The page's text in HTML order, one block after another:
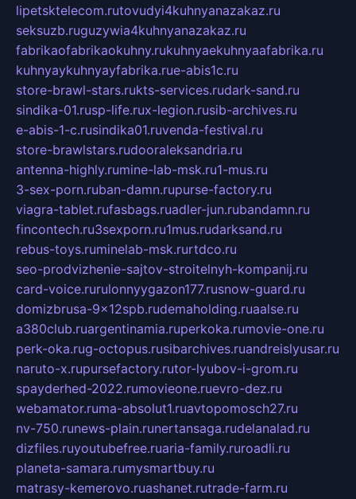
lipetsktelecom.rutovudyi4kuhnyanazakaz.ru
seksuzb.ruguzywia4kuhnyanazakaz.ru
fabrikaofabrikaokuhny.rukuhnyaekuhnyaafabrika.ru
kuhnyaykuhnyayfabrika.rue-abis1c.ru
store-brawl-stars.rukts-services.rudark-sand.ru
sindika-01.rusp-life.rux-legion.rusib-archives.ru
e-abis-1-c.rusindika01.ruvenda-festival.ru
store-brawlstars.rudooraleksandria.ru
antenna-highly.rumine-lab-msk.ru1-mus.ru
3-sex-porn.ruban-damn.rupurse-factory.ru
viagra-tablet.rufasbags.ruadler-jun.rubandamn.ru
fincontech.ru3sexporn.ru1mus.rudarksand.ru
rebus-toys.ruminelab-msk.rurtdco.ru
seo-prodvizhenie-sajtov-stroitelnyh-kompanij.ru
card-voice.rurulonnyygazon177.rusnow-guard.ru
domizbrusa-9x12spb.rudemaholding.ruaalse.ru
a380club.ruargentinamia.ruperkoka.rumovie-one.ru
perk-oka.rug-octopus.rusibarchives.ruandreislyusar.ru
naruto-x.rupursefactory.rutor-lyubov-i-grom.ru
spayderhed-2022.rumovieone.ruevro-dez.ru
webamator.ruma-absolut1.ruavtopomosch27.ru
nv-750.runews-plain.runertansaga.rudelanalad.ru
dizfiles.ruyoutubefree.ruaria-family.ruroadli.ru
planeta-samara.rumysmartbuy.ru
matrasy-kemerovo.ruashanet.rutrade-farm.ru